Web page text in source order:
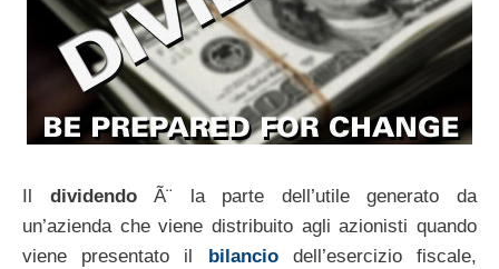
dividendoÃ¨ la parte dell’utile generato da
un’azienda che viene distribuito agli azionisti quando
viene presentato il
bilanciodell’esercizio fiscale,